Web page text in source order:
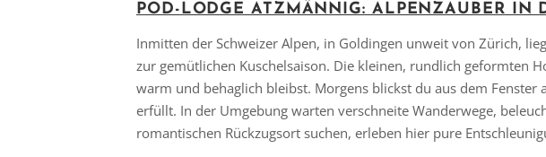
POD-LODGE ATZMÄNNIG: ALPENZAUBER IN
Inmitten der Schweizer Alpen, in Goldingen unweit von Zürich,
zur gemütlichen Kuschelsaison. Die kleinen, rundlich geformten
warm und behaglich bleibst. Morgens blickst du aus dem
erfüllt. In der Umgebung warten verschneite Wanderwege,
romantischen Rückzugsort suchen, erleben hier pure